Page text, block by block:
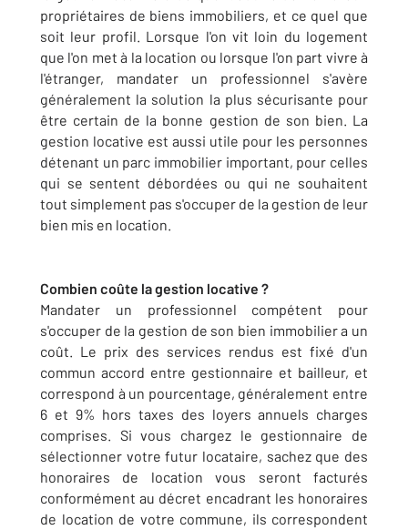
propriétaires de biens immobiliers, et ce quel que
soit leur profil. Lorsque l'on vit loin du logement
que l'on met à la location ou lorsque l'on part vivre à
l'étranger, mandater un professionnel s'avère
généralement la solution la plus sécurisante pour
être certain de la bonne gestion de son bien. La
gestion locative est aussi utile pour les personnes
détenant un parc immobilier important, pour celles
qui se sentent débordées ou qui ne souhaitent
tout simplement pas s'occuper de la gestion de leur
bien mis en location.
Combien coûte la gestion locative ?
Mandater un professionnel compétent pour
s'occuper de la gestion de son bien immobilier a un
coût. Le prix des services rendus est fixé d'un
commun accord entre gestionnaire et bailleur, et
correspond à un pourcentage, généralement entre
6 et 9% hors taxes des loyers annuels charges
comprises. Si vous chargez le gestionnaire de
sélectionner votre futur locataire, sachez que des
honoraires de location vous seront facturés
conformément au décret encadrant les honoraires
de location de votre commune, ils correspondent